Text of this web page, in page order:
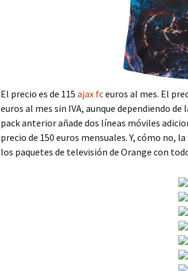
El precio es de 115 ajax fceuros al mes. El
euros al mes sin IVA, aunque dependiendo
pack anterior añade dos líneas móviles
precio de 150 euros mensuales. Y, cómo no,
los paquetes de televisión de Orange con